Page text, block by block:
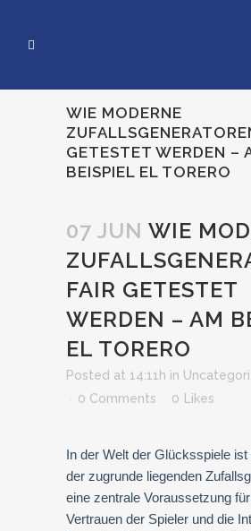
WIE MODERNE
GETESTET WERDEN –
BEISPIEL EL TORERO
07 JUN WIE
FAIR GETESTET
WERDEN – AM
EL TORERO
Posted at 14:11h in
0 Comments
0 Likes
In der Welt der Glücksspiele ist
der zugrunde liegenden
eine zentrale Voraussetzung
Vertrauen der Spieler und die